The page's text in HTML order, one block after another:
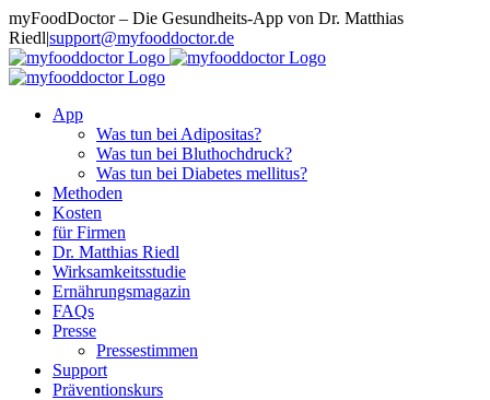
Zum
Inhalt
springen
myFoodDoctor – Die Gesundheits-App von Dr. Matthias
Riedl|support@myfooddoctor.de
E-
Mail
Facebook
Instagram
LinkedIn
App
Was tun bei Adipositas?
Was tun bei Bluthochdruck?
Was tun bei Diabetes mellitus?
Methoden
Kosten
für Firmen
Dr. Matthias Riedl
Wirksamkeitsstudie
Ernährungsmagazin
FAQs
Presse
Pressestimmen
Support
Präventionskurs